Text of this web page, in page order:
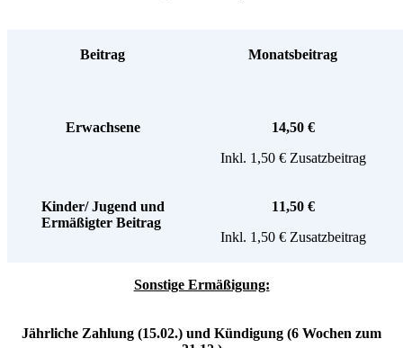
Beitrag Monatsbeitrag
Erwachsene
14,50 €
Inkl. 1,50 € Zusatzbeitrag
Kinder/ Jugend und
Ermäßigter Beitrag
11,50 €
Inkl. 1,50 € Zusatzbeitrag
Sonstige Ermäßigung:
Jährliche Zahlung (15.02.) und Kündigung (6 Wochen zum